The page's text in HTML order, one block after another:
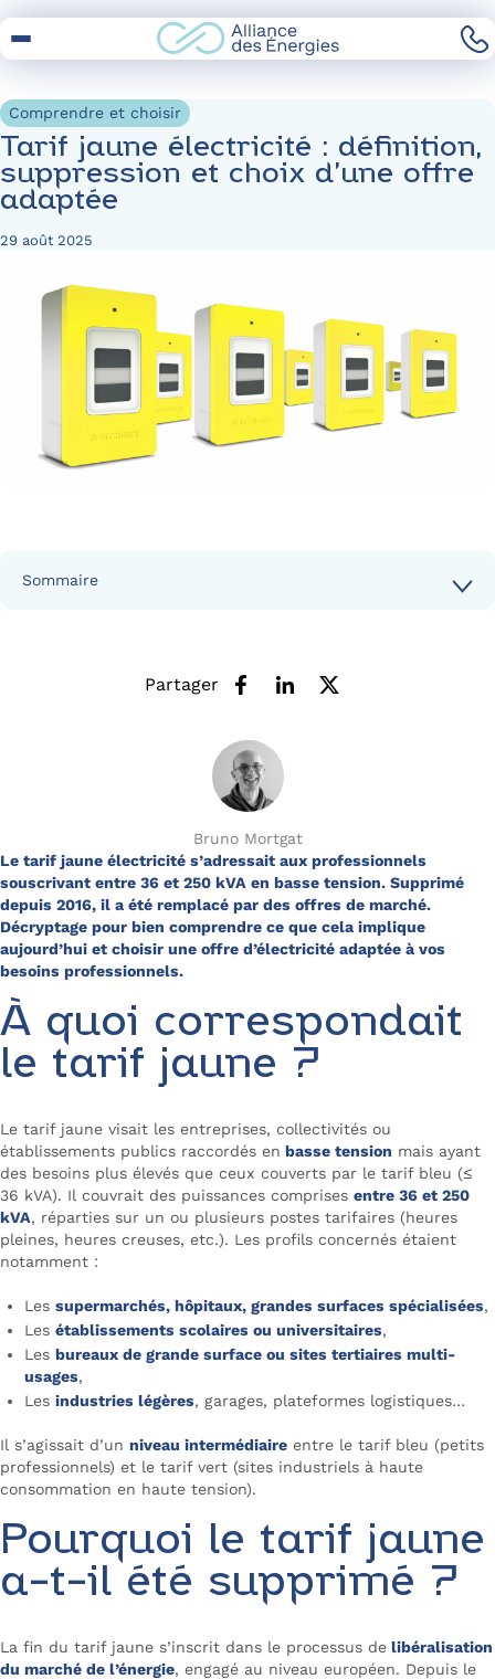
to
Comprendre et choisir
Tarif jaune électricité : définition,
suppression et choix d’une offre
adaptée
29 août 2025
Sommaire
Partager
Bruno Mortgat
Le tarif jaune électricité s’adressait aux professionnels
souscrivant entre 36 et 250 kVA en basse tension. Supprimé
depuis 2016, il a été remplacé par des offres de marché.
Décryptage pour bien comprendre ce que cela implique
aujourd’hui et choisir une offre d’électricité adaptée à vos
besoins professionnels.
À quoi correspondait
le tarif jaune ?
Le tarif jaune visait les entreprises, collectivités ou
établissements publics raccordés en basse tension mais ayant
des besoins plus élevés que ceux couverts par le tarif bleu (≤
36 kVA). Il couvrait des puissances comprises entre 36 et 250
kVA, réparties sur un ou plusieurs postes tarifaires (heures
pleines, heures creuses, etc.). Les profils concernés étaient
notamment :
Les supermarchés, hôpitaux, grandes surfaces spécialisées,
Les établissements scolaires ou universitaires,
Les bureaux de grande surface ou sites tertiaires multi-
usages,
Les industries légères, garages, plateformes logistiques…
Il s’agissait d’un niveau intermédiaire entre le tarif bleu (petits
professionnels) et le tarif vert (sites industriels à haute
consommation en haute tension).
Pourquoi le tarif jaune
a-t-il été supprimé ?
La fin du tarif jaune s’inscrit dans le processus de libéralisation
du marché de l’énergie, engagé au niveau européen. Depuis le